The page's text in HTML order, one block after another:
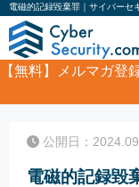
電磁的記録毀棄罪｜サイバーセ
【無料】
メルマガ登
公開日：
電磁的記録毀